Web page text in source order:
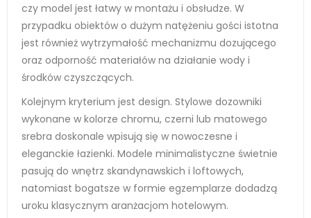
czy model jest łatwy w montażu i obsłudze. W
przypadku obiektów o dużym natężeniu gości istotna
jest również wytrzymałość mechanizmu dozującego
oraz odporność materiałów na działanie wody i
środków czyszczących.
Kolejnym kryterium jest design. Stylowe dozowniki
wykonane w kolorze chromu, czerni lub matowego
srebra doskonale wpisują się w nowoczesne i
eleganckie łazienki. Modele minimalistyczne świetnie
pasują do wnętrz skandynawskich i loftowych,
natomiast bogatsze w formie egzemplarze dodadzą
uroku klasycznym aranżacjom hotelowym.